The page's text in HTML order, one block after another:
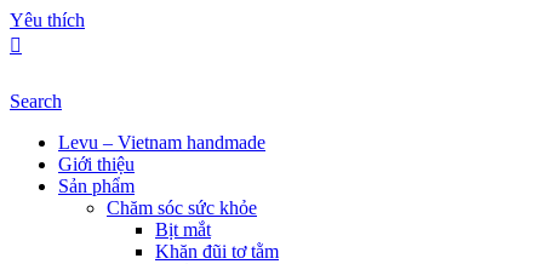
Yêu thích
Search
Levu – Vietnam handmade
Giới thiệu
Sản phẩm
Chăm sóc sức khỏe
Bịt mắt
Khăn đũi tơ tằm